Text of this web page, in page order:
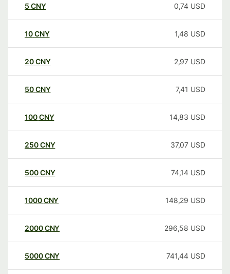
5 CNY 0,74 USD
10CNY 1,48 USD
20CNY 2,97 USD
50CNY 7,41 USD
100CNY 14,83 USD
250CNY 37,07 USD
500CNY 74,14 USD
1000CNY 148,29 USD
2000CNY 296,58 USD
5000CNY 741,44 USD